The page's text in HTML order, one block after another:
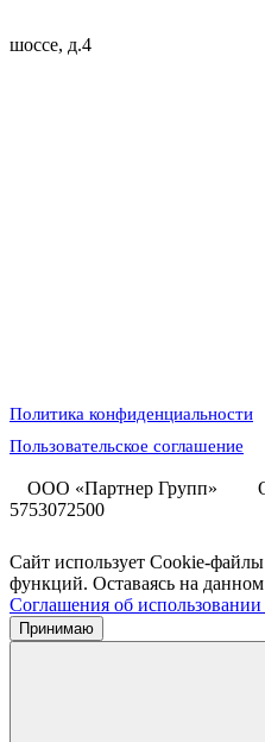
шоссе, д.4
Политика конфиденциальности
Пользовательское соглашение
ООО «Партнер Групп»
5753072500
Сайт использует Cookie-
функций. Оставаясь на
Соглашения об
Принимаю